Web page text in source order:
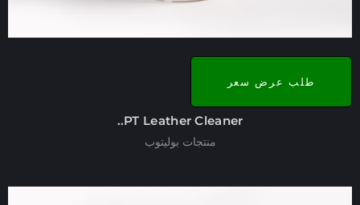
طلب عرض سعر
PT Leather Cleaner..
منتجات بوليتوب